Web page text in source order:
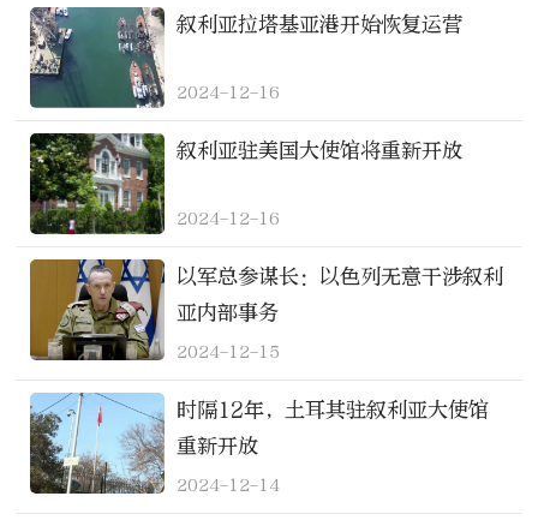
叙利亚拉塔基亚港开始恢复运营
2024-12-16
叙利亚驻美国大使馆将重新开放
2024-12-16
以军总参谋长：以色列无意干涉叙利
亚内部事务
2024-12-15
时隔12年，土耳其驻叙利亚大使馆
重新开放
2024-12-14